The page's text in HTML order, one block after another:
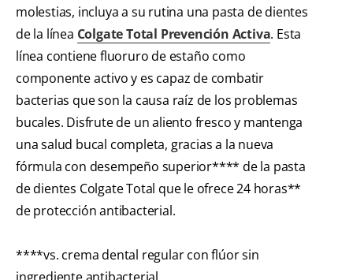
molestias, incluya a su rutina una pasta de dientes
de la línea Colgate Total Prevención Activa. Esta
línea contiene fluoruro de estaño como
componente activo y es capaz de combatir
bacterias que son la causa raíz de los problemas
bucales. Disfrute de un aliento fresco y mantenga
una salud bucal completa, gracias a la nueva
fórmula con desempeño superior**** de la pasta
de dientes Colgate Total que le ofrece 24 horas**
de protección antibacterial.
****vs. crema dental regular con flúor sin